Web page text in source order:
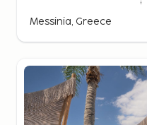
Messinia, Greece